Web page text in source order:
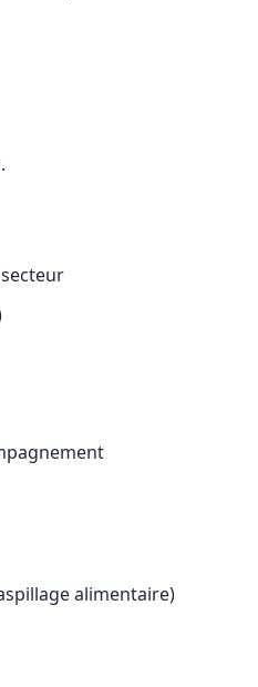
alimentaire)